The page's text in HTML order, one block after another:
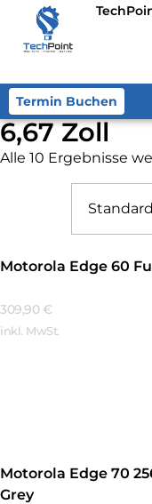
Termin Buchen
6,67 Zoll
Alle 10 Ergebnisse
Motorola Edge 60
309,90 €
inkl. MwSt.
Motorola Edge 70
Grey